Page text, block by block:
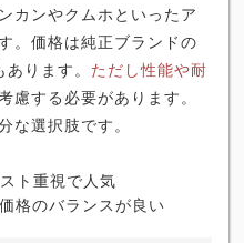
カンやクムホといったア
。価格は純正ブランドの
ります。 ただし性能や耐
慮する必要があります。
な選択肢です。
ト重視で人気
格のバランスが良い